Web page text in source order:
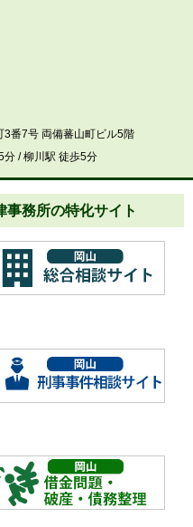
番7号 両備蕃山町ビル5階
分 / 柳川駅 徒歩5分
事務所の特化サイト